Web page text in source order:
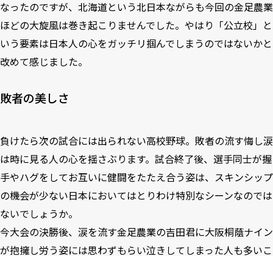
なったのですが、北海道という北日本ながらも今回の金足農業
ほどの大旋風は巻き起こりませんでした。やはり「公立校」と
いう要素は日本人の心をガッチリ掴んでしまうのではないかと
改めて感じました。
敗者の美しさ
負けたら次の試合には出られない高校野球。敗者の流す悔し涙
は時に見る人の心を揺さぶります。試合終了後、選手同士が握
手やハグをしてお互いに健闘をたたえ合う姿は、スキンシップ
の機会が少ない日本においてはとりわけ特別なシーンなのでは
ないでしょうか。
今大会の決勝後、涙を流す金足農業の吉田君に大阪桐蔭ナイン
が抱擁し労う姿には思わずもらい泣きしてしまった人も多いこ